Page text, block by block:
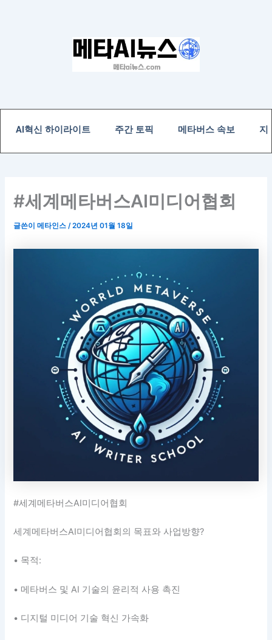
기
AI혁신 하이라이트
주간 토픽 메타버스 속보 지
#세계메타버스AI미디어협회
글쓴이메타인스 /2024년 01월 18일
#세계메타버스AI미디어협회
세계메타버스AI미디어협회의 목표와 사업방향?
• 목적:
• 메타버스 및 AI 기술의 윤리적 사용 촉진
• 디지털 미디어 기술 혁신 가속화